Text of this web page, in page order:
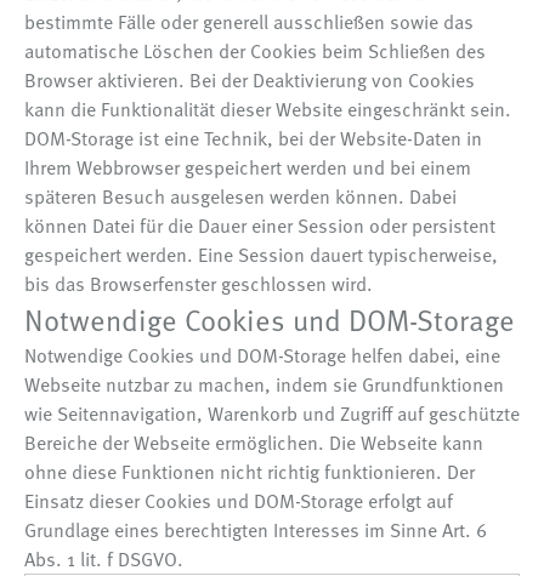
bestimmte Fälle oder generell ausschließen sowie das
automatische Löschen der Cookies beim Schließen des
Browser aktivieren. Bei der Deaktivierung von Cookies
kann die Funktionalität dieser Website eingeschränkt sein.
DOM-Storage ist eine Technik, bei der Website-Daten in
Ihrem Webbrowser gespeichert werden und bei einem
späteren Besuch ausgelesen werden können. Dabei
können Datei für die Dauer einer Session oder persistent
gespeichert werden. Eine Session dauert typischerweise,
bis das Browserfenster geschlossen wird.
Notwendige Cookies und DOM-Storage
Notwendige Cookies und DOM-Storage helfen dabei, eine
Webseite nutzbar zu machen, indem sie Grundfunktionen
wie Seitennavigation, Warenkorb und Zugriff auf geschützte
Bereiche der Webseite ermöglichen. Die Webseite kann
ohne diese Funktionen nicht richtig funktionieren. Der
Einsatz dieser Cookies und DOM-Storage erfolgt auf
Grundlage eines berechtigten Interesses im Sinne Art. 6
Abs. 1 lit. f DSGVO.